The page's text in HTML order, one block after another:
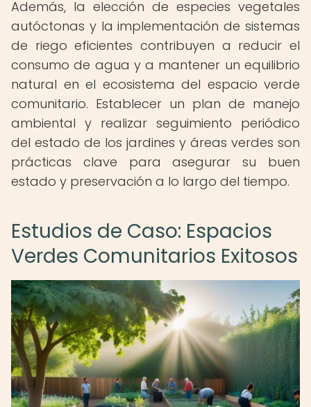
Además, la elección de especies vegetales
autóctonas y la implementación de sistemas
de riego eficientes contribuyen a reducir el
consumo de agua y a mantener un equilibrio
natural en el ecosistema del espacio verde
comunitario. Establecer un plan de manejo
ambiental y realizar seguimiento periódico
del estado de los jardines y áreas verdes son
prácticas clave para asegurar su buen
estado y preservación a lo largo del tiempo.
Estudios de Caso: Espacios
Verdes Comunitarios Exitosos